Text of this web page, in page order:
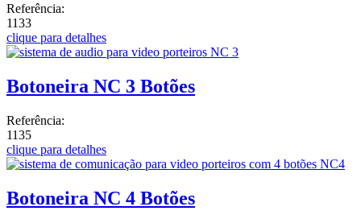
Referência:
1133
clique para detalhes
Botoneira NC 3 Botões
Referência:
1135
clique para detalhes
Botoneira NC 4 Botões